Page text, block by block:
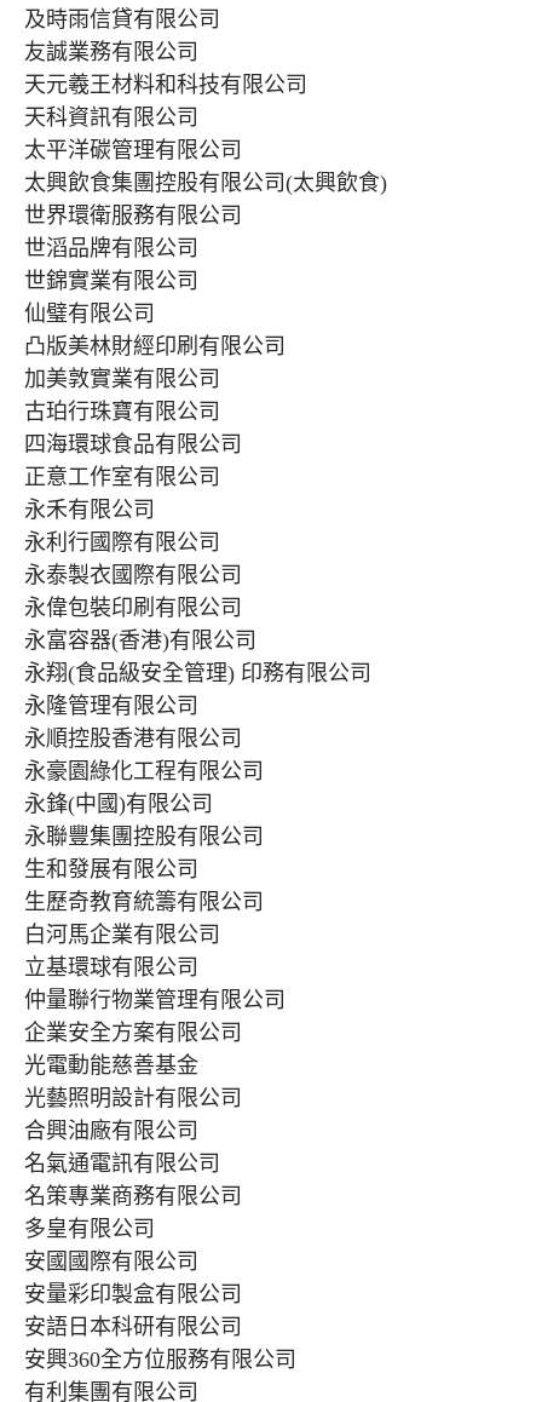
及時雨信貸有限公司
友誠業務有限公司
天元羲王材料和科技有限公司
天科資訊有限公司
太平洋碳管理有限公司
太興飲食集團控股有限公司(太興飲食)
世界環衛服務有限公司
世滔品牌有限公司
世錦實業有限公司
仙璧有限公司
凸版美林財經印刷有限公司
加美敦實業有限公司
古珀行珠寶有限公司
四海環球食品有限公司
正意工作室有限公司
永禾有限公司
永利行國際有限公司
永泰製衣國際有限公司
永偉包裝印刷有限公司
永富容器(香港)有限公司
永翔(食品級安全管理) 印務有限公司
永隆管理有限公司
永順控股香港有限公司
永豪園綠化工程有限公司
永鋒(中國)有限公司
永聯豐集團控股有限公司
生和發展有限公司
生歷奇教育統籌有限公司
白河馬企業有限公司
立基環球有限公司
仲量聯行物業管理有限公司
企業安全方案有限公司
光電動能慈善基金
光藝照明設計有限公司
合興油廠有限公司
名氣通電訊有限公司
名策專業商務有限公司
多皇有限公司
安國國際有限公司
安量彩印製盒有限公司
安語日本科研有限公司
安興360全方位服務有限公司
有利集團有限公司